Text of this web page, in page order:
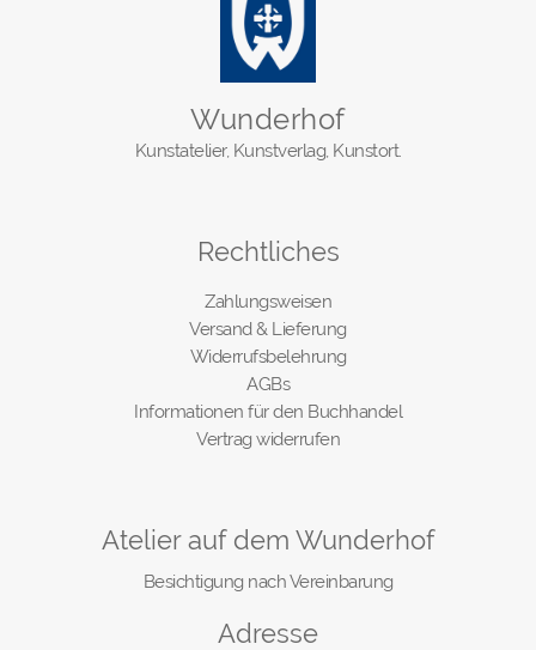
Wunderhof
Kunstatelier, Kunstverlag, Kunstort.
Rechtliches
Zahlungsweisen
Versand & Lieferung
Widerrufsbelehrung
AGBs
Informationen für den Buchhandel
Vertrag widerrufen
Atelier auf dem Wunderhof
Besichtigung nach Vereinbarung
Adresse